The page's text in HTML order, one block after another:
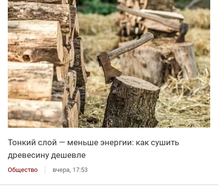
Тонкий слой — меньше энергии: как сушить
древесину дешевле
Общество вчера, 17:53